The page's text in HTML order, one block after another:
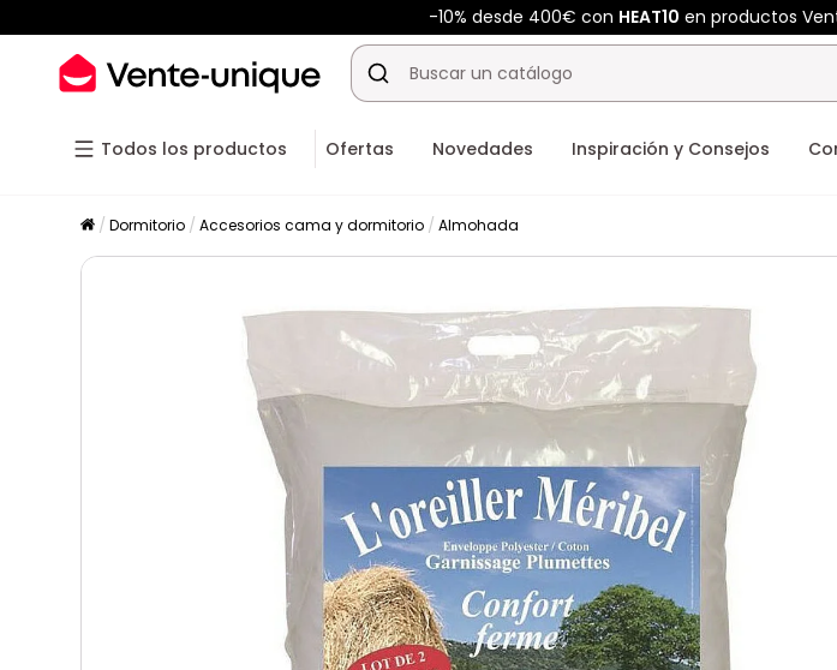
-10% desde 400€ con HEAT10 en productos
Todos los productos Ofertas Novedades Inspiración y Consejos
Dormitorio Accesorios cama y dormitorio Almohada